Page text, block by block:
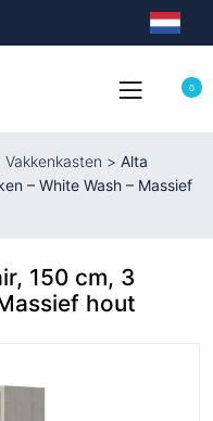
0
Vakkenkasten > Alta
– White Wash – Massief
150 cm, 3
hout